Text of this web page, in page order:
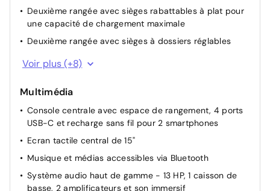
Deuxième rangée avec sièges rabattables à plat pour
une capacité de chargement maximale
Deuxième rangée avec sièges à dossiers réglables
Profils de conducteur personnalisés
électriquement et avec obscurcissement automatique
Système de filtration de l'air HEPA
Sièges AV électriques réglables
Sièges AV et AR chauffants
Toit en verre teinté avec protection ultraviolette et
infrarouge
Sièges rabattables électriquement depuis un bouton
Voir plus (+8)
Multimédia
Console centrale avec espace de rangement, 4 ports
USB-C et recharge sans fil pour 2 smartphones
Ecran tactile central de 15"
Musique et médias accessibles via Bluetooth
Système audio haut de gamme - 13 HP, 1 caisson de
basse, 2 amplificateurs et son immersif